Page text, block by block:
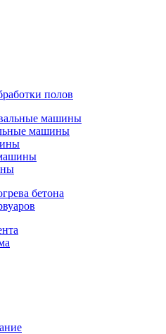
полов
машины
машины
бетона